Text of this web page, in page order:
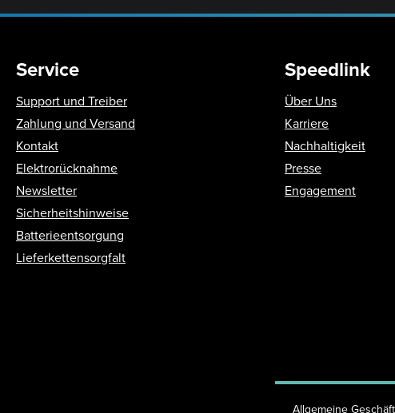
Service
Support und Treiber
Zahlung und Versand
Kontakt
Elektrorücknahme
Newsletter
Sicherheitshinweise
Batterieentsorgung
Lieferkettensorgfalt
Speedlink
Über Uns
Karriere
Nachhaltigkeit
Presse
Engagement
Allgemeine